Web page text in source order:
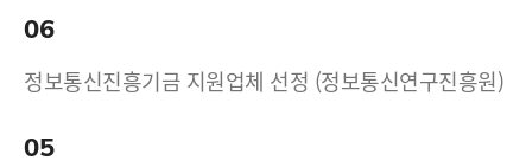
06
정보통신진흥기금 지원업체 선정 (정보통신연구진흥원)
05